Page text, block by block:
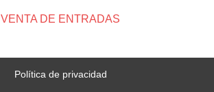
VENTA DE ENTRADAS
Política de privacidad